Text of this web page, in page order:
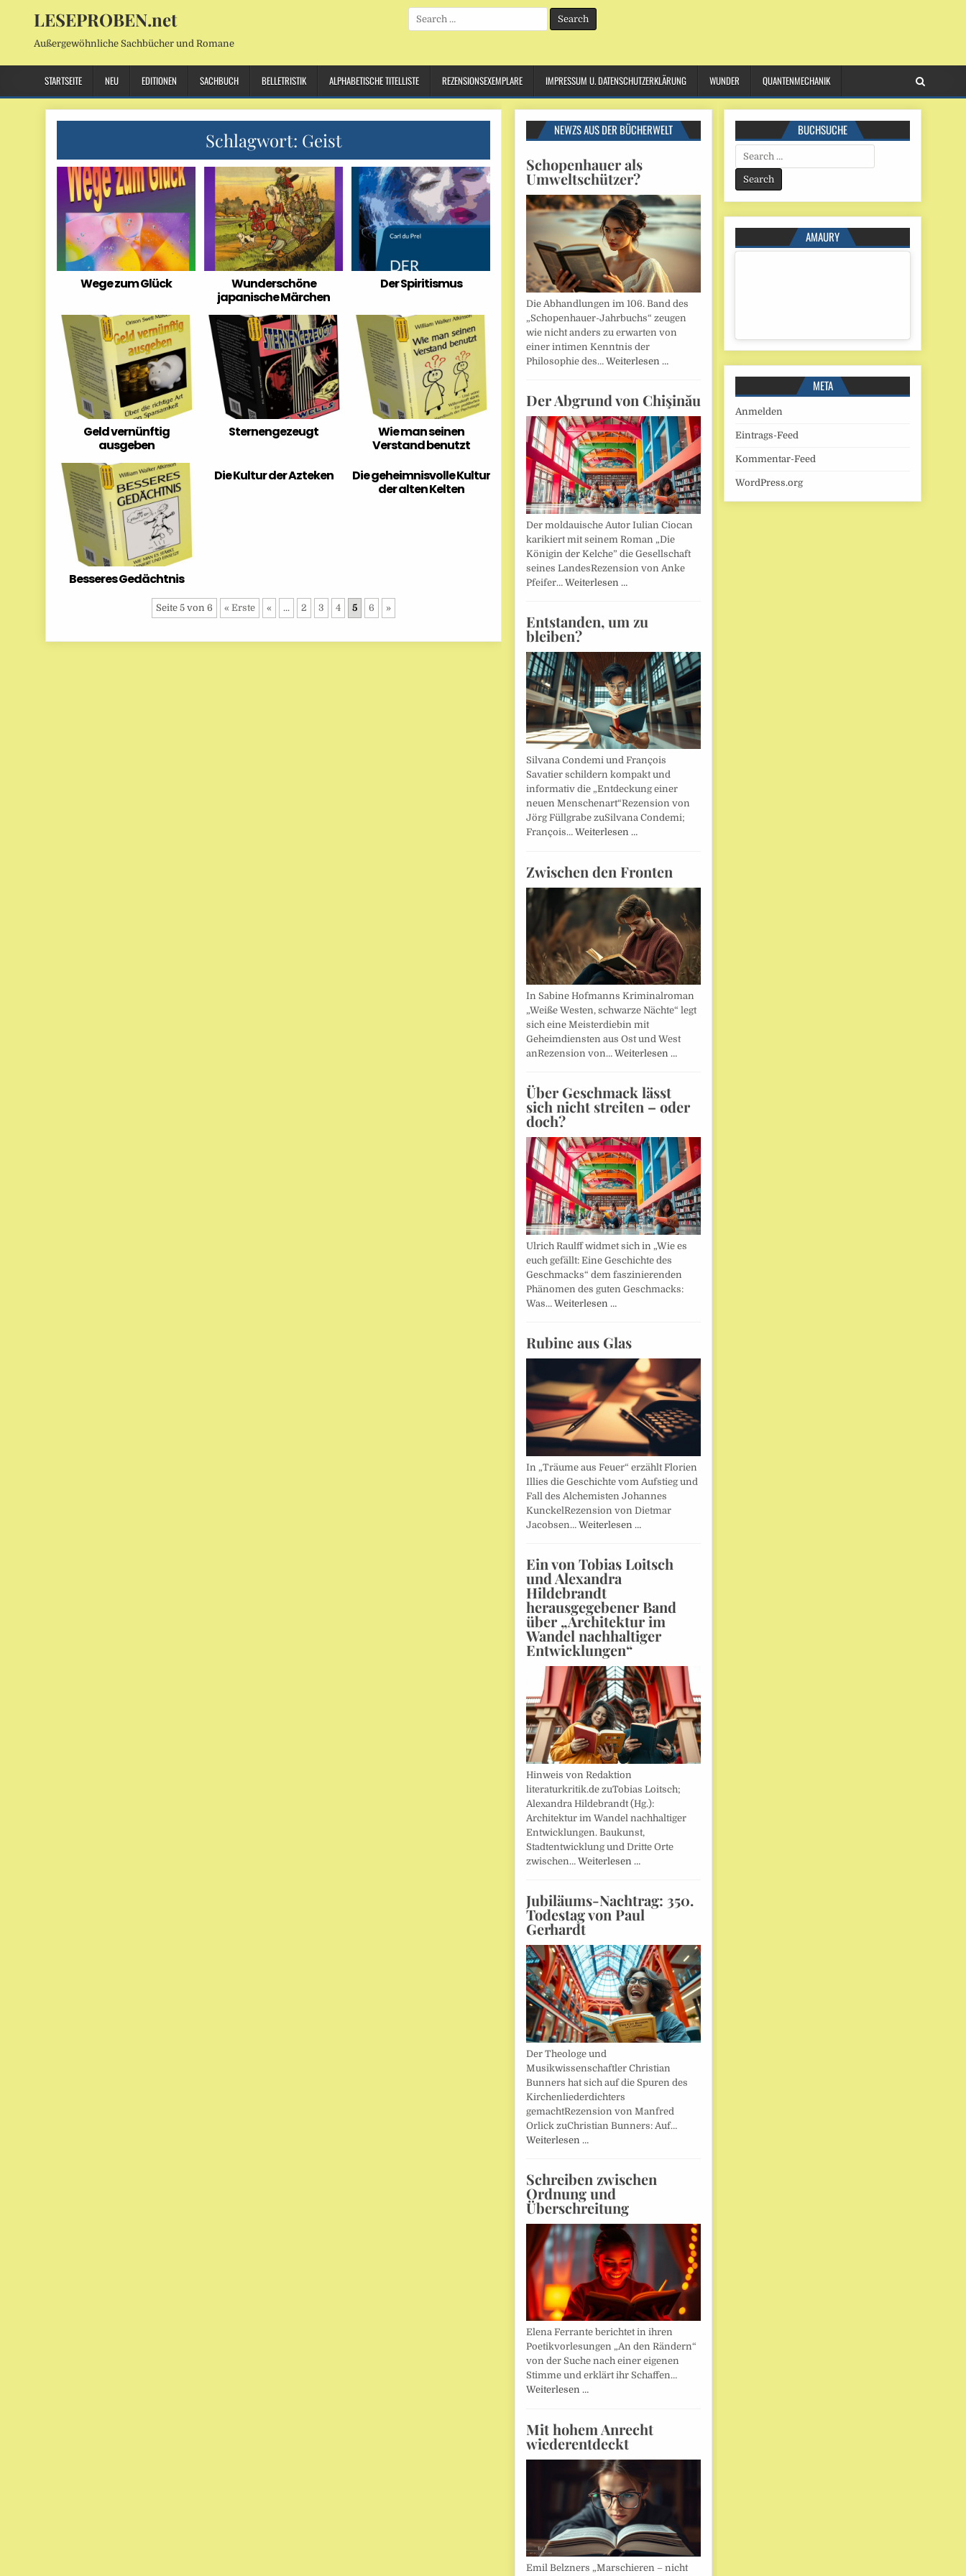
LESEPROBEN.net
Außergewöhnliche Sachbücher und Romane
Search
for:
STARTSEITE NEU EDITIONEN SACHBUCH BELLETRISTIK ALPHABETISCHE TITELLISTE REZENSIONSEXEMPLARE IMPRESSUM U. DATENSCHUTZERKLÄRUNG WUNDER QUANTENMECHANIK
Schlagwort: Geist
Wege zum Glück
Wunderschöne
japanische Märchen
Der Spiritismus
Geld vernünftig
ausgeben
Sternengezeugt
Wie man seinen
Verstand benutzt
Besseres Gedächtnis
Die Kultur der Azteken
Die geheimnisvolle Kultur
der alten Kelten
Seite 5 von 6 « Erste « ... 2 3 4 5 6 »
NEWZS AUS DER BÜCHERWELT
Schopenhauer als
Umweltschützer?
Die Abhandlungen im 106. Band des
„Schopenhauer-Jahrbuchs“ zeugen
wie nicht anders zu erwarten von
einer intimen Kenntnis der
Philosophie des… Weiterlesen …
Der Abgrund von Chişinău
Der moldauische Autor Iulian Ciocan
karikiert mit seinem Roman „Die
Königin der Kelche” die Gesellschaft
seines LandesRezension von Anke
Pfeifer… Weiterlesen …
Entstanden, um zu
bleiben?
Silvana Condemi und François
Savatier schildern kompakt und
informativ die „Entdeckung einer
neuen Menschenart“Rezension von
Jörg Füllgrabe zuSilvana Condemi;
François… Weiterlesen …
Zwischen den Fronten
In Sabine Hofmanns Kriminalroman
„Weiße Westen, schwarze Nächte“ legt
sich eine Meisterdiebin mit
Geheimdiensten aus Ost und West
anRezension von… Weiterlesen …
Über Geschmack lässt
sich nicht streiten – oder
doch?
Ulrich Raulff widmet sich in „Wie es
euch gefällt: Eine Geschichte des
Geschmacks“ dem faszinierenden
Phänomen des guten Geschmacks:
Was… Weiterlesen …
Rubine aus Glas
In „Träume aus Feuer“ erzählt Florien
Illies die Geschichte vom Aufstieg und
Fall des Alchemisten Johannes
KunckelRezension von Dietmar
Jacobsen… Weiterlesen …
Ein von Tobias Loitsch
und Alexandra
Hildebrandt
herausgegebener Band
über „Architektur im
Wandel nachhaltiger
Entwicklungen“
Hinweis von Redaktion
literaturkritik.de zuTobias Loitsch;
Alexandra Hildebrandt (Hg.):
Architektur im Wandel nachhaltiger
Entwicklungen. Baukunst,
Stadtentwicklung und Dritte Orte
zwischen… Weiterlesen …
Jubiläums-Nachtrag: 350.
Todestag von Paul
Gerhardt
Der Theologe und
Musikwissenschaftler Christian
Bunners hat sich auf die Spuren des
Kirchenliederdichters
gemachtRezension von Manfred
Orlick zuChristian Bunners: Auf…
Weiterlesen …
Schreiben zwischen
Ordnung und
Überschreitung
Elena Ferrante berichtet in ihren
Poetikvorlesungen „An den Rändern“
von der Suche nach einer eigenen
Stimme und erklärt ihr Schaffen…
Weiterlesen …
Mit hohem Anrecht
wiederentdeckt
Emil Belzners „Marschieren – nicht
BUCHSUCHE
Search
for:
AMAURY
META
Anmelden
Eintrags-Feed
Kommentar-Feed
WordPress.org